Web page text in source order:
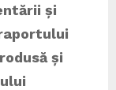
și
și